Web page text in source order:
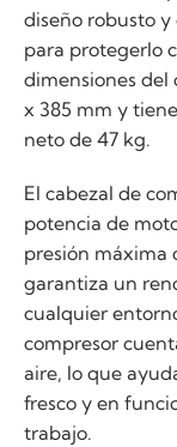
diseño robusto
para protegerlo
dimensiones del
x 385 mm y
neto de 47 kg.
El cabezal de
potencia de
presión máxima
garantiza un
cualquier
compresor
aire, lo que
fresco y en
trabajo.